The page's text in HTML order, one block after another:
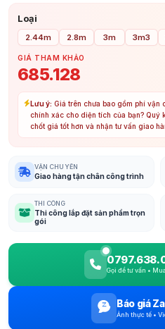
Loại
2.44m 2.8m 3m 3m3
GIÁ THAM KHẢO
685.128
Lưu ý: Giá trên chưa bao gồm phí vận
chính xác cho diện tích của bạn? Quý
chốt giá tốt hơn và nhận tư vấn giao
VẬN CHUYỂN
Giao hàng tận chân công trình
THI CÔNG
Thi công lắp đặt sản phẩm trọn
gói
Gọi để tư vấn •
Báo giá
Ảnh thực tế •